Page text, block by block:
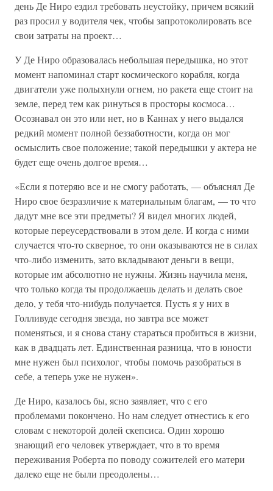
день Де Ниро ездил требовать неустойку, причем всякий
раз просил у водителя чек, чтобы запротоколировать все
свои затраты на проект…
У Де Ниро образовалась небольшая передышка, но этот
момент напоминал старт космического корабля, когда
двигатели уже полыхнули огнем, но ракета еще стоит на
земле, перед тем как ринуться в просторы космоса…
Осознавал он это или нет, но в Каннах у него выдался
редкий момент полной беззаботности, когда он мог
осмыслить свое положение; такой передышки у актера не
будет еще очень долгое время…
«Если я потеряю все и не смогу работать, — объяснял Де
Ниро свое безразличие к материальным благам, — то что
дадут мне все эти предметы? Я видел многих людей,
которые переусердствовали в этом деле. И когда с ними
случается что-то скверное, то они оказываются не в силах
что-либо изменить, зато вкладывают деньги в вещи,
которые им абсолютно не нужны. Жизнь научила меня,
что только когда ты продолжаешь делать и делать свое
дело, у тебя что-нибудь получается. Пусть я у них в
Голливуде сегодня звезда, но завтра все может
поменяться, и я снова стану стараться пробиться в жизни,
как в двадцать лет. Единственная разница, что в юности
мне нужен был психолог, чтобы помочь разобраться в
себе, а теперь уже не нужен».
Де Ниро, казалось бы, ясно заявляет, что с его
проблемами покончено. Но нам следует отнестись к его
словам с некоторой долей скепсиса. Один хорошо
знающий его человек утверждает, что в то время
переживания Роберта по поводу сожителей его матери
далеко еще не были преодолены…